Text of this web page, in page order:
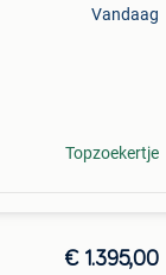
Vandaag
Topzoekertje
€ 1.395,00